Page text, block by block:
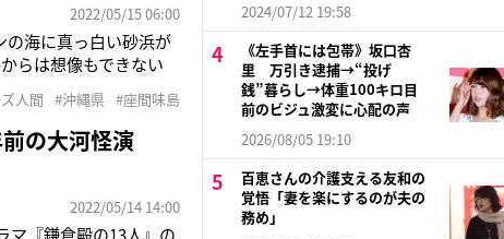
2022/05/15 06:00
の海に真っ白い砂浜が
らは想像もできない
周囲約24kmの小さな
人間 #沖縄県 #座間味島
の大河怪演
2022/05/14 14:00
マ『鎌倉殿の13人』の
2024/07/12 19:58
《左手首には包帯》坂口杏
里 万引き逮捕→“投げ
銭”暮らし→体重100キロ目
前のビジュ激変に心配の声
2026/08/05 19:10
百恵さんの介護支える友和の
覚悟「妻を楽にするのが夫の
務め」